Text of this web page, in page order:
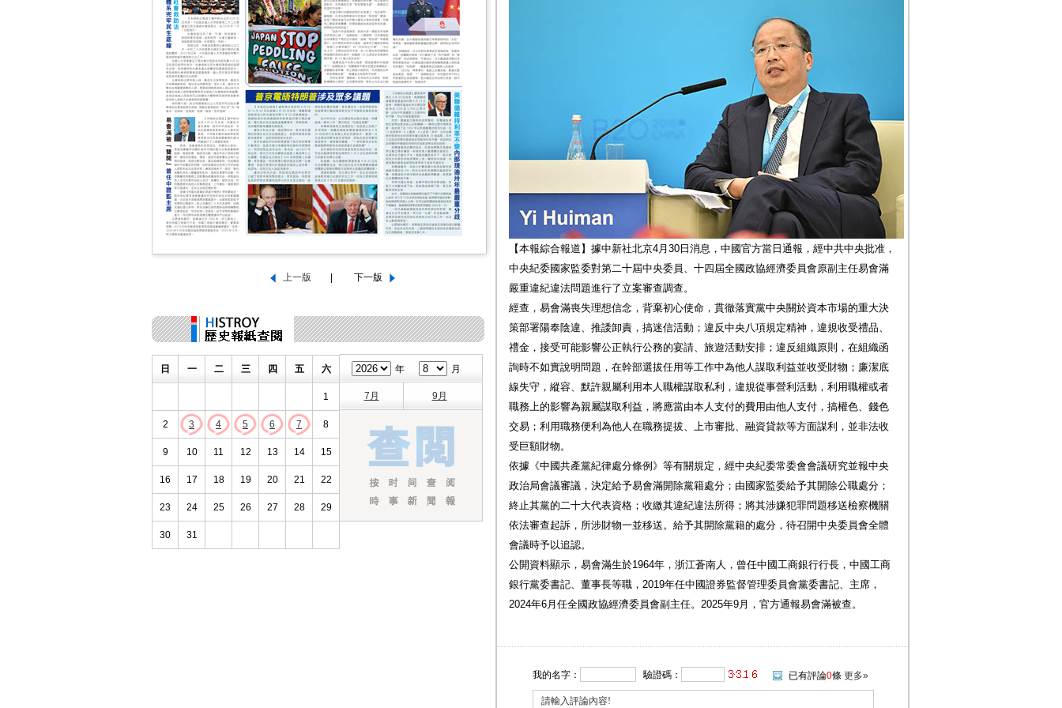
日 一 二 三 四 五 六
1
2 3 4 5 6 7 8
9 10 11 12 13 14 15
16 17 18 19 20 21 22
23 24 25 26 27 28 29
30 31
年 月
7月 9月
【本報綜合報道】據中新社北京4月30日消息，中國官方當日通報，經中共中央批准，
中央紀委國家監委對第二十屆中央委員、十四屆全國政協經濟委員會原副主任易會滿
嚴重違紀違法問題進行了立案審查調查。
經查，易會滿喪失理想信念，背棄初心使命，貫徹落實黨中央關於資本市場的重大決
策部署陽奉陰違、推諉卸責，搞迷信活動；違反中央八項規定精神，違規收受禮品、
禮金，接受可能影響公正執行公務的宴請、旅遊活動安排；違反組織原則，在組織函
詢時不如實說明問題，在幹部選拔任用等工作中為他人謀取利益並收受財物；廉潔底
線失守，縱容、默許親屬利用本人職權謀取私利，違規從事營利活動，利用職權或者
職務上的影響為親屬謀取利益，將應當由本人支付的費用由他人支付，搞權色、錢色
交易；利用職務便利為他人在職務提拔、上市審批、融資貸款等方面謀利，並非法收
受巨額財物。
依據《中國共產黨紀律處分條例》等有關規定，經中央紀委常委會會議研究並報中央
政治局會議審議，決定給予易會滿開除黨籍處分；由國家監委給予其開除公職處分；
終止其黨的二十大代表資格；收繳其違紀違法所得；將其涉嫌犯罪問題移送檢察機關
依法審查起訴，所涉財物一並移送。給予其開除黨籍的處分，待召開中央委員會全體
會議時予以追認。
公開資料顯示，易會滿生於1964年，浙江蒼南人，曾任中國工商銀行行長，中國工商
銀行黨委書記、董事長等職，2019年任中國證券監督管理委員會黨委書記、主席，
2024年6月任全國政協經濟委員會副主任。2025年9月，官方通報易會滿被查。
我的名字： 驗證碼： 已有評論0條 更多»